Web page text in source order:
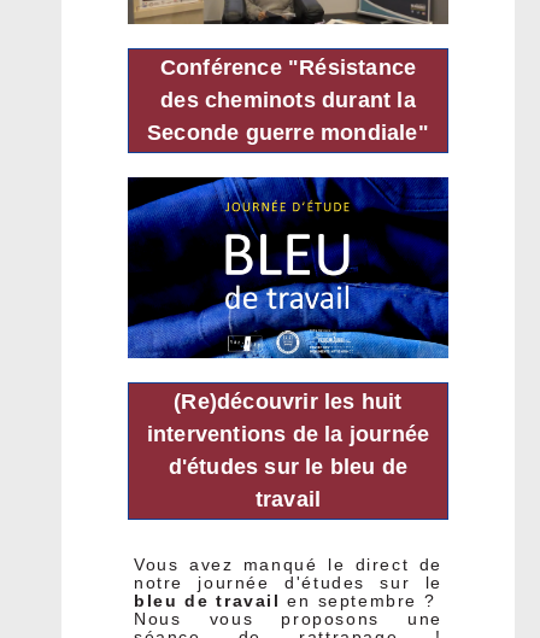
Conférence "Résistance
des cheminots durant la
Seconde guerre mondiale"
(Re)découvrir les huit
interventions de la journée
d'études sur le bleu de
travail
Vous avez manqué le direct de
notre journée d'études sur le
bleu de travail en septembre ?
Nous vous proposons une